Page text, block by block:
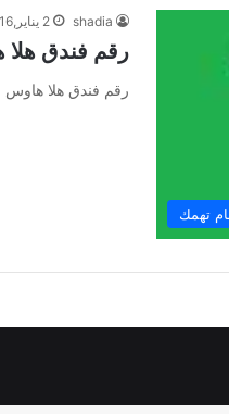
تهمك
shadia 2 يناير,2016
رقم فندق
رقم فندق هلا هاوس